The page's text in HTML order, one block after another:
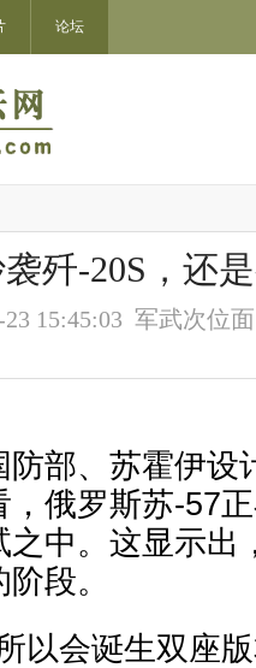
论坛
歼-20S，还
23 15:45:03 军武次位
部、苏霍伊设
俄罗斯苏-57
中。这显示出
段。
以会诞生双座